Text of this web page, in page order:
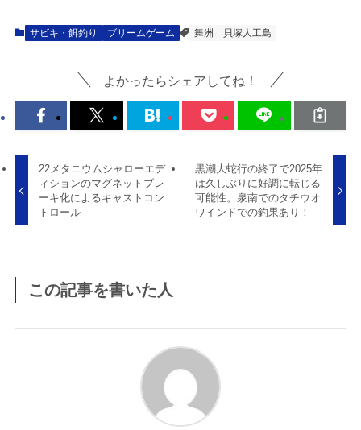
サビキ・餌釣り ブリームゲーム 舞洲 貝塚人工島
よかったらシェアしてね！
22メタニウムシャローエデ
ィションのマグネットブレ
ーキ化によるキャストコン
トロール
黒潮大蛇行の終了で2025年
は久しぶりに好調に転じる
可能性。泉南でのタチウオ
ワインドでの釣果あり！
この記事を書いた人